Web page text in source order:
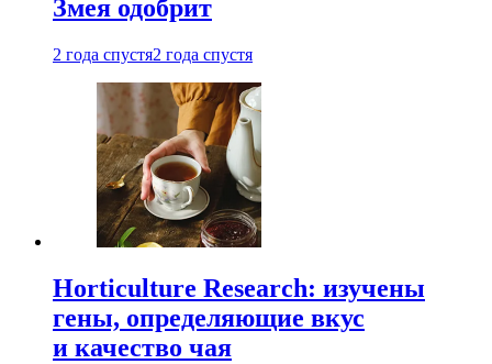
Змея одобрит
2 года спустя2 года спустя
Horticulture Research: изучены
гены, определяющие вкус
и качество чая